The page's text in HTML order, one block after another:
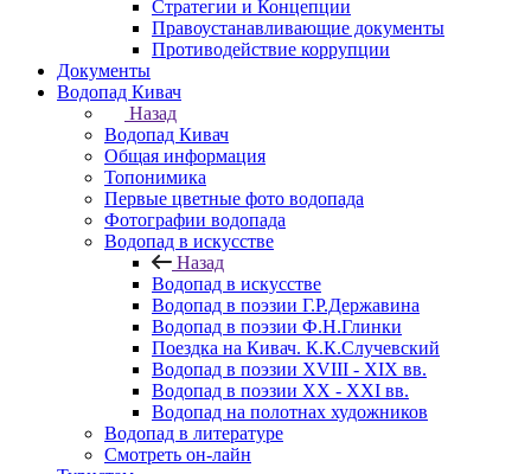
Стратегии и Концепции
Правоустанавливающие документы
Противодействие коррупции
Документы
Водопад Кивач
Назад
Водопад Кивач
Общая информация
Топонимика
Первые цветные фото водопада
Фотографии водопада
Водопад в искусстве
Назад
Водопад в искусстве
Водопад в поэзии Г.Р.Державина
Водопад в поэзии Ф.Н.Глинки
Поездка на Кивач. К.К.Случевский
Водопад в поэзии XVIII - XIX вв.
Водопад в поэзии XX - XXI вв.
Водопад на полотнах художников
Водопад в литературе
Смотреть он-лайн